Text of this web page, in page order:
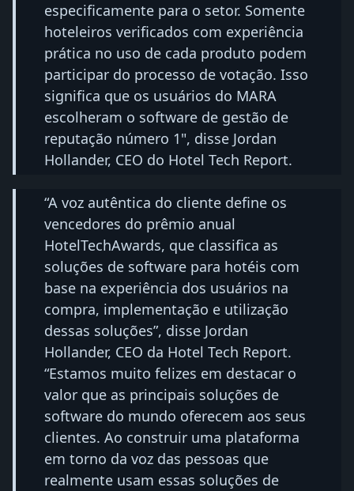
especificamente para o setor. Somente
hoteleiros verificados com experiência
prática no uso de cada produto podem
participar do processo de votação. Isso
significa que os usuários do MARA
escolheram o software de gestão de
reputação número 1", disse Jordan
Hollander, CEO do Hotel Tech Report.
“A voz autêntica do cliente define os
vencedores do prêmio anual
HotelTechAwards, que classifica as
soluções de software para hotéis com
base na experiência dos usuários na
compra, implementação e utilização
dessas soluções”, disse Jordan
Hollander, CEO da Hotel Tech Report.
“Estamos muito felizes em destacar o
valor que as principais soluções de
software do mundo oferecem aos seus
clientes. Ao construir uma plataforma
em torno da voz das pessoas que
realmente usam essas soluções de